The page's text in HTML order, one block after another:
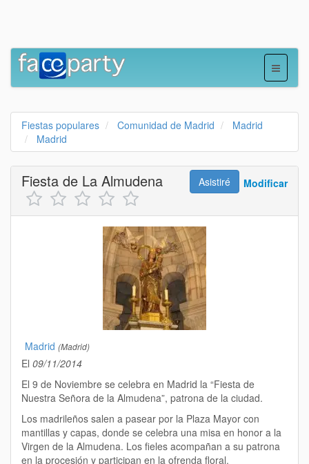
Fiestas populares Comunidad de Madrid
Madrid
Madrid
Asistiré Modificar
Fiesta de La Almudena
Madrid (Madrid)
El 09/11/2014
El 9 de Noviembre se celebra en Madrid la “Fiesta de
Nuestra Señora de la Almudena”, patrona de la ciudad.
Los madrileños salen a pasear por la Plaza Mayor con
mantillas y capas, donde se celebra una misa en honor a la
Virgen de la Almudena. Los fieles acompañan a su patrona
en la procesión y participan en la ofrenda floral.